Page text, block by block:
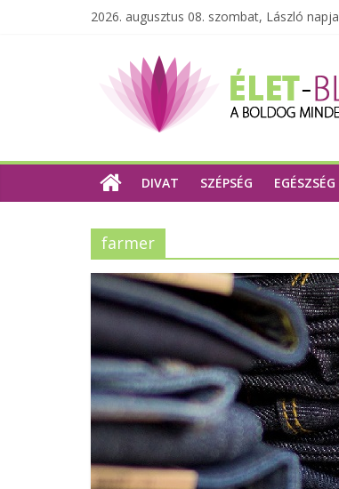
2026. augusztus 08. szombat, László napja
DIVAT SZÉPSÉG EGÉSZSÉG
farmer